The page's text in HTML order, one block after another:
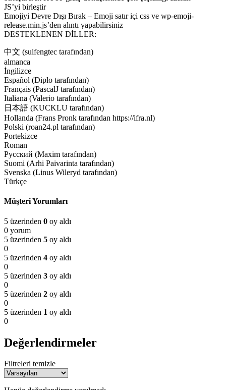
JS’yi birleştir
Emojiyi Devre Dışı Bırak – Emoji satır içi css ve wp-emoji-
release.min.js’den alıntı yapabilirsiniz
DESTEKLENEN DİLLER:
中文 (suifengtec tarafından)
almanca
İngilizce
Español (Diplo tarafından)
Français (PascalJ tarafından)
Italiana (Valerio tarafından)
日本語 (KUCKLU tarafından)
Hollanda (Frans Pronk tarafından https://ifra.nl)
Polski (roan24.pl tarafından)
Portekizce
Roman
Русский (Maxim tarafından)
Suomi (Arhi Paivarinta tarafından)
Svenska (Linus Wileryd tarafından)
Türkçe
Müşteri Yorumları
5 üzerinden 0 oy aldı
0 yorum
5 üzerinden 5 oy aldı
0
5 üzerinden 4 oy aldı
0
5 üzerinden 3 oy aldı
0
5 üzerinden 2 oy aldı
0
5 üzerinden 1 oy aldı
0
Değerlendirmeler
Filtreleri temizle